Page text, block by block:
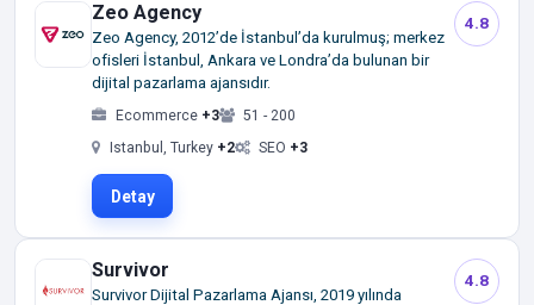
Zeo Agency
Zeo Agency, 2012’de İstanbul’da kurulmuş; merkez
ofisleri İstanbul, Ankara ve Londra’da bulunan bir
dijital pazarlama ajansıdır.
Ecommerce +3
51 - 200
Istanbul, Turkey +2 SEO +3
Detay
4.8
Survivor
Survivor Dijital Pazarlama Ajansı, 2019 yılında
4.8